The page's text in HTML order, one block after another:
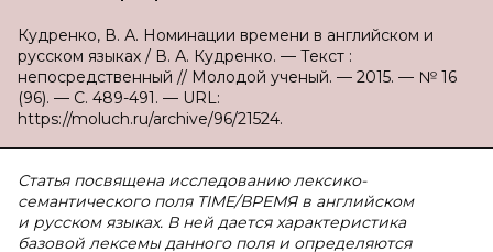
Кудренко, В. А. Номинации времени в английском и
русском языках / В. А. Кудренко. — Текст :
непосредственный // Молодой ученый. — 2015. — № 16
(96). — С. 489-491. — URL:
https://moluch.ru/archive/96/21524.
Статья посвящена исследованию лексико-
семантического поля TIME/ВРЕМЯ в английском
и русском языках. В ней дается характеристика
базовой лексемы данного поля и определяются